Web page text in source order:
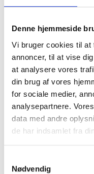
Denne hjemmeside
Vi bruger cookies til at
annoncer, til at vise
at analysere vores
din brug af vores
for sociale medier,
analysepartnere.
data med andre
de har indsamlet fra
Nødvendig
sædvanlige.
rengøre. Overflade
Indvendig beholder på
Ingen speciel-refills
hånddesinfektion og
dunk eller flaske.
Hele fronten åbnes for
beholder.
Denne dispenser er
og håndsprit som
Dispenseren låses med